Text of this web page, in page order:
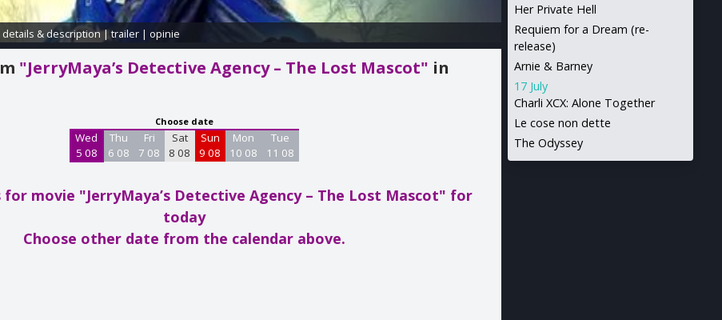
details & description|trailer| opinie
"JerryMaya’s Detective Agency – The Lost Mascot" in
Choose date
Wed
5 08
Thu
6 08
Fri
7 08
Sat
8 08
Sun
9 08
Mon
10 08
Tue
11 08
movie "JerryMaya’s Detective Agency – The Lost Mascot" for
today
Choose other date from the calendar above.
Her Private Hell
Requiem for a Dream (re-
release)
Arnie & Barney
17 July
Charli XCX: Alone Together
Le cose non dette
The Odyssey